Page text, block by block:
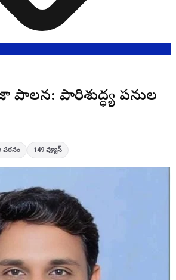
పాలన: పారిశుద్ధ్య పనుల
149 వ్యూస్